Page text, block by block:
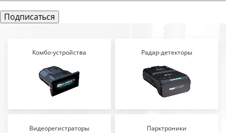
Комбо-устройства Радар-детекторы
Видеорегистраторы Парктроники